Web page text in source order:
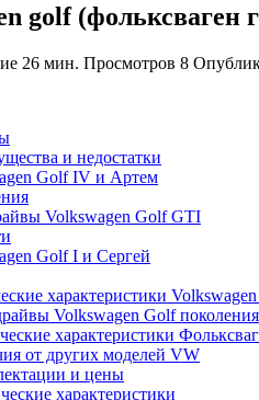
golf (фольксваген
26 мин. Просмотров 8
и недостатки
Golf IV и Артем
Volkswagen Golf GTI
Golf I и Сергей
характеристики
Volkswagen Golf
характеристики
от других моделей VW
и цены
характеристики